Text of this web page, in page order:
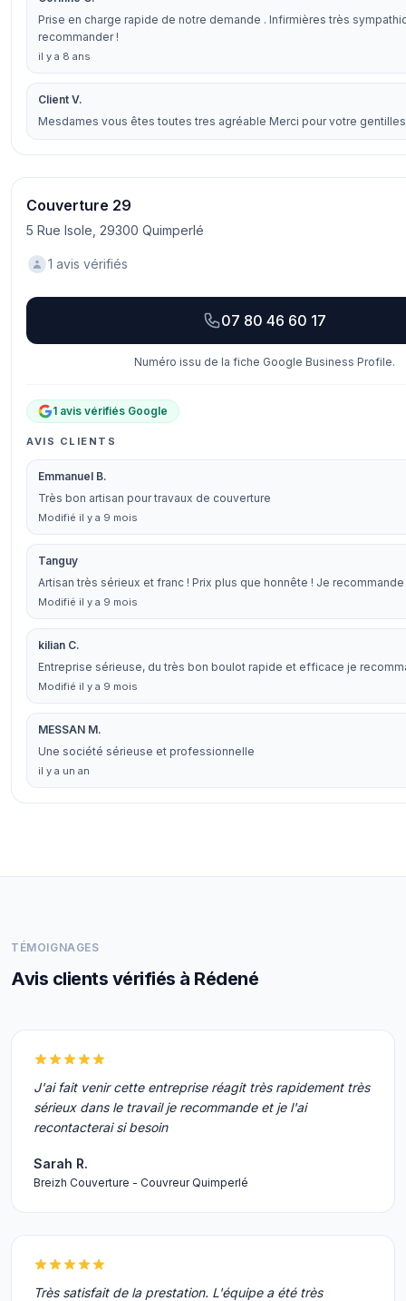
Prise en charge rapide de notre demande . Infirmières très
recommander !
il y a 8 ans
Client V.
Mesdames vous êtes toutes tres agréable Merci pour votre
Couverture 29
5 Rue Isole, 29300 Quimperlé
1 avis vérifiés
07 80 46 60 17
Numéro issu de la fiche Google Business Profile.
1 avis vérifiés Google
AVIS CLIENTS
Emmanuel B.
Très bon artisan pour travaux de couverture
Modifié il y a 9 mois
Tanguy
Artisan très sérieux et franc ! Prix plus que honnête ! Je recommande
Modifié il y a 9 mois
kilian C.
Entreprise sérieuse, du très bon boulot rapide et efficace je
Modifié il y a 9 mois
MESSAN M.
Une société sérieuse et professionnelle
il y a un an
TÉMOIGNAGES
Avis clients vérifiés à Rédené
J'ai fait venir cette entreprise réagit très rapidement très
sérieux dans le travail je recommande et je l'ai
recontacterai si besoin
Sarah R.
Breizh Couverture - Couvreur Quimperlé
Très satisfait de la prestation. L'équipe a été très